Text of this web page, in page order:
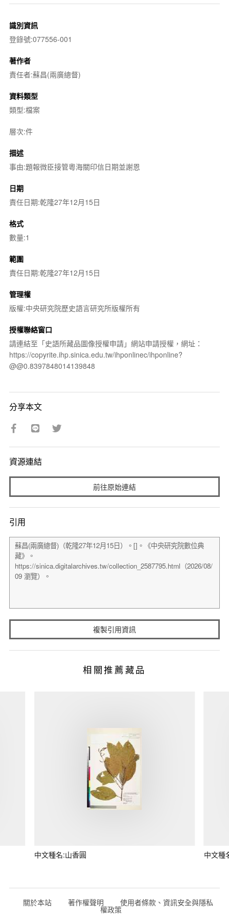
識別資訊
登錄號:077556-001
著作者
責任者:蘇昌(兩廣總督)
資料類型
類型:檔案
層次:件
描述
事由:題報微臣接管粵海關印信日期並謝恩
日期
責任日期:乾隆27年12月15日
格式
數量:1
範圍
責任日期:乾隆27年12月15日
管理權
版權:中央研究院歷史語言研究所版權所有
授權聯絡窗口
請連結至「史語所藏品圖像授權申請」網站申請授權，網址：
https://copyrite.ihp.sinica.edu.tw/ihponlinec/ihponline?
@@0.8397848014139848
分享本文
資源連結
前往原始連結
引用
複製引用資訊
相關推薦藏品
中文種名:山香圓 中文種
關於本站 著作權聲明 使用者條款、資訊安全與隱私
權政策